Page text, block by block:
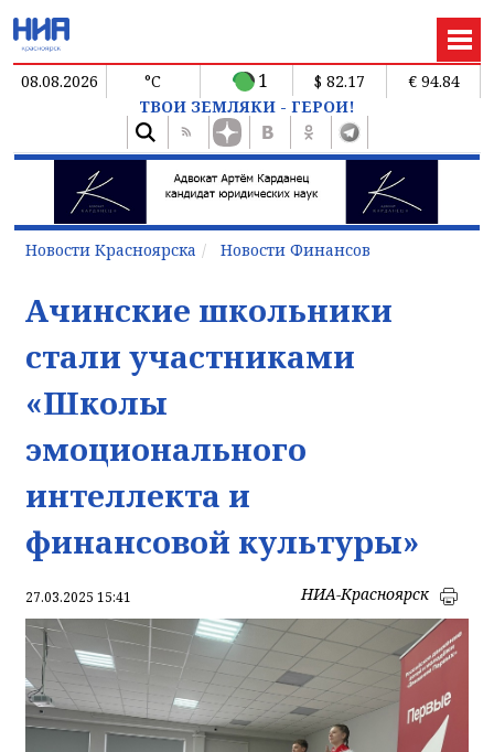
08.08.2026 °C 1 $ 82.17
€ 94.84
ТВОИ ЗЕМЛЯКИ - ГЕРОИ!
Новости Красноярска Новости Финансов
Ачинские школьники
стали участниками
«Школы
эмоционального
интеллекта и
финансовой культуры»
27.03.2025 15:41 НИА-Красноярск